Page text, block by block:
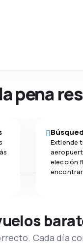
pena
Extiende
elección
Cada día